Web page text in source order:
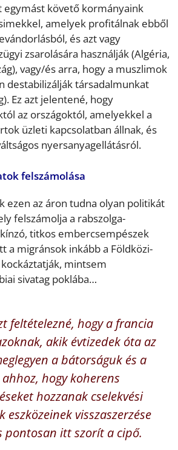
egymást követő kormányaink
amelyek profitálnak ebből
és azt vagy
zsarolására használják (Algéria,
vagy/és arra, hogy a muszlimok
destabilizálják társadalmunkat
Ez azt jelentené, hogy
az országoktól, amelyekkel a
üzleti kapcsolatban állnak, és
nyersanyagellátásról.
felszámolása
ezen az áron tudna olyan politikát
felszámolja a rabszolga-
titkos embercsempészek
a migránsok inkább a Földközi-
mintsem
sivatag poklába…
feltételezné, hogy a francia
akik évtizedek óta az
a bátorságuk és a
hogy koherens
hozzanak cselekvési
eszközeinek visszaszerzése
pontosan itt szorít a cipő.